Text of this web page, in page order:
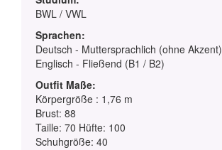
BWL / VWL
Sprachen:
Deutsch - Muttersprachlich (ohne Akzent)
Englisch - Fließend (B1 / B2)
Outfit Maße:
Körpergröße : 1,76 m
Brust: 88
Taille: 70 Hüfte: 100
Schuhgröße: 40